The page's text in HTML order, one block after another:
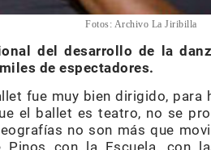
Fotos: Archivo La Jiribilla
del desarrollo de la
de espectadores.
fue muy bien dirigido, para
el ballet es teatro, no se
no son más que
Pinos con la Escuela, con